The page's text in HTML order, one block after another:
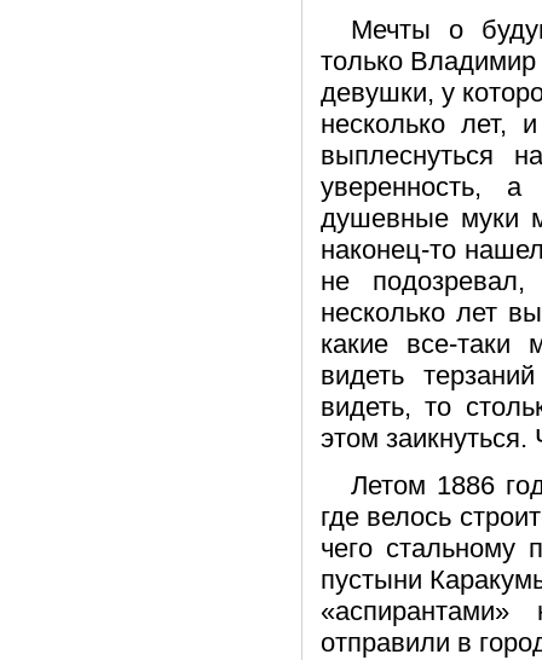
Мечты о
только
девушки, у
несколько лет,
выплеснуться
уверенность,
душевные муки
наконец-то
не
несколько лет
какие все-
видеть
видеть, то
этом
Летом 1886
где велось
чего стальному
пустыни
отправили в